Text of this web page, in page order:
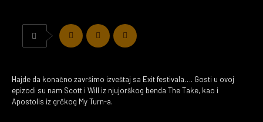
Hajde da konačno završimo izveštaj sa Exit festivala…. Gosti u ovoj
epizodi su nam Scott i Will iz njujorškog benda The Take, kao i
Apostolis iz grčkog My Turn-a.